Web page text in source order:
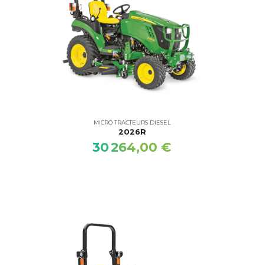
MICRO TRACTEURS DIESEL
2026R
30 264,00 €